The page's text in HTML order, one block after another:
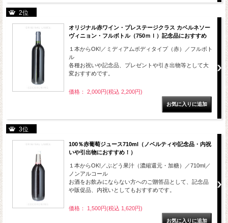
2位
オリジナル赤ワイン・プレステージクラス カベルネソー
ヴィニョン・フルボトル（750ｍｌ）記念品におすすめ
１本からOK!／ミディアムボディタイプ（赤）／フルボト
ル
各種お祝いや記念品、プレゼントや引き出物等として大
変おすすめです。
価格： 2,000円(税込 2,200円)
3位
100％赤葡萄ジュース710ml（ノベルティや記念品・内祝
いや引出物におすすめ！）
１本からOK!／ぶどう果汁（濃縮還元・加糖）／710ml／
ノンアルコール
お酒をお飲みにならない方へのご贈答品として、記念品
や販促品、内祝いとしてもおすすめです。
価格： 1,500円(税込 1,620円)